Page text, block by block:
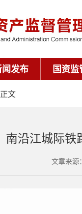
闻发布 国资监
文
南沿江城际铁
文章来